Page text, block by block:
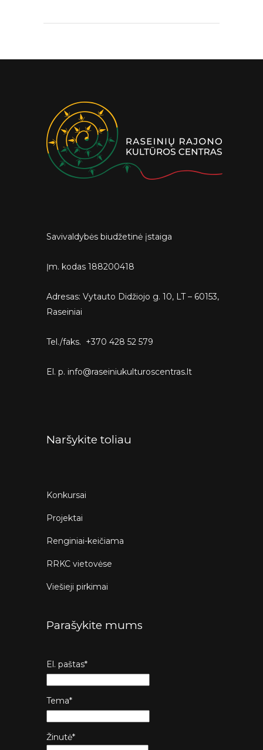
Savivaldybės biudžetinė įstaiga
Įm. kodas 188200418
Adresas: Vytauto Didžiojo g. 10, LT – 60153,
Raseiniai
Tel./faks. +370 428 52 579
El. p. info@raseiniukulturoscentras.lt
Naršykite toliau
Konkursai
Projektai
Renginiai-keičiama
RRKC vietovėse
Viešieji pirkimai
Parašykite mums
El. paštas*
Tema*
Žinutė*